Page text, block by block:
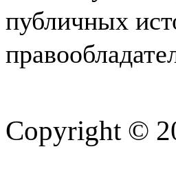
публичных
Copyright ©